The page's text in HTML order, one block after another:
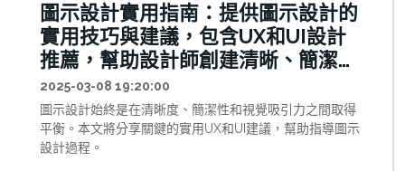
圖示設計實用指南：提供圖示設計的
實用技巧與建議，包含UX和UI設計
推薦，幫助設計師創建清晰、簡潔且
具吸引力的圖示。
2025-03-08 19:20:00
圖示設計始終是在清晰度、簡潔性和視覺吸引力之間取得
平衡。本文將分享關鍵的實用UX和UI建議，幫助指導圖示
設計過程。